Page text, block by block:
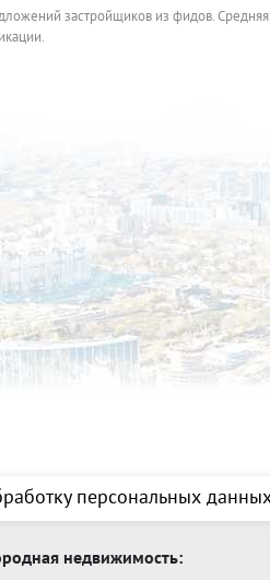
застройщиков из фидов.
персональных
недвижимость: